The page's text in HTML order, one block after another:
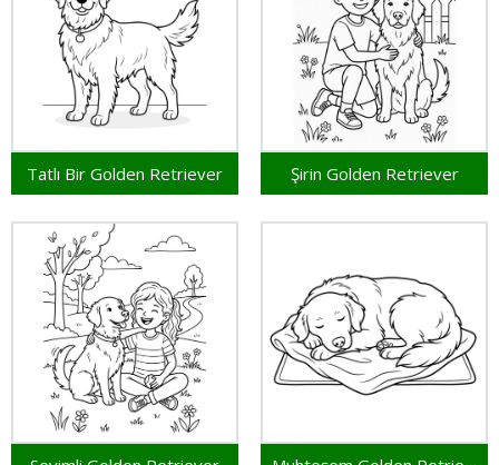
Tatlı Bir Golden Retriever Şirin Golden Retriever